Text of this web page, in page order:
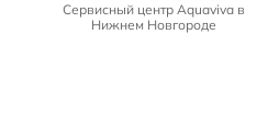
Сервисный центр Aquaviva в
Нижнем Новгороде